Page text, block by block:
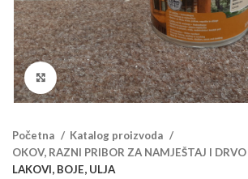
Klikni za veći prikaz
Početna
Katalog proizvoda
OKOV, RAZNI PRIBOR ZA NAMJEŠTAJ I DRVO
LAKOVI, BOJE, ULJA